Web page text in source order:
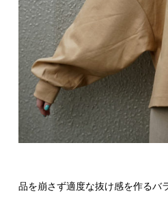
品を崩さず適度な抜け感を作るバ